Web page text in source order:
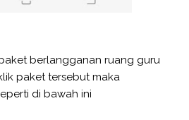
berlangganan ruang guru
paket tersebut maka
di bawah ini